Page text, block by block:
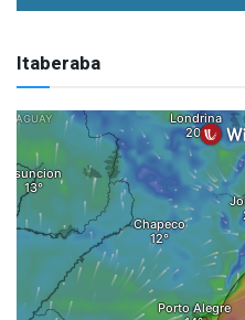
Itaberaba